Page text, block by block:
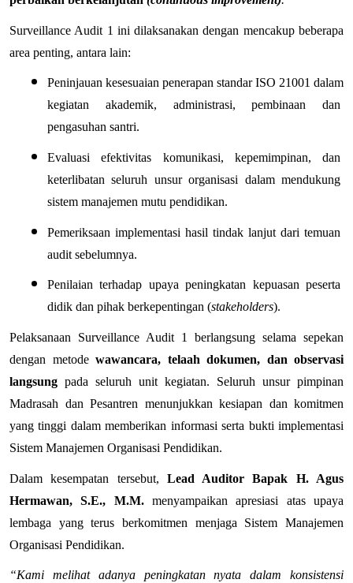
Surveillance Audit 1 ini dilaksanakan dengan mencakup beberapa
area penting, antara lain:
Peninjauan kesesuaian penerapan standar ISO 21001 dalam
kegiatan akademik, administrasi, pembinaan dan
pengasuhan santri.
Evaluasi efektivitas komunikasi, kepemimpinan, dan
keterlibatan seluruh unsur organisasi dalam mendukung
sistem manajemen mutu pendidikan.
Pemeriksaan implementasi hasil tindak lanjut dari temuan
audit sebelumnya.
Penilaian terhadap upaya peningkatan kepuasan peserta
didik dan pihak berkepentingan (stakeholders).
Pelaksanaan Surveillance Audit 1 berlangsung selama sepekan
dengan metode wawancara, telaah dokumen, dan observasi
langsung pada seluruh unit kegiatan. Seluruh unsur pimpinan
Madrasah dan Pesantren menunjukkan kesiapan dan komitmen
yang tinggi dalam memberikan informasi serta bukti implementasi
Sistem Manajemen Organisasi Pendidikan.
Dalam kesempatan tersebut, Lead Auditor Bapak H. Agus
Hermawan, S.E., M.M. menyampaikan apresiasi atas upaya
lembaga yang terus berkomitmen menjaga Sistem Manajemen
Organisasi Pendidikan.
“Kami melihat adanya peningkatan nyata dalam konsistensi